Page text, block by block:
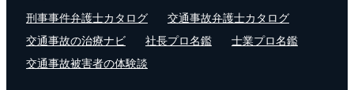
刑事事件弁護士カタログ
交通事故弁護士カタログ
交通事故の治療ナビ
社長プロ名鑑
士業プロ名鑑
交通事故被害者の体験談